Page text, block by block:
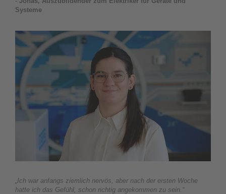
Systeme
„Ich war anfangs ziemlich nervös, aber nach der ersten Woche
hatte ich das Gefühl, schon richtig angekommen zu sein.“